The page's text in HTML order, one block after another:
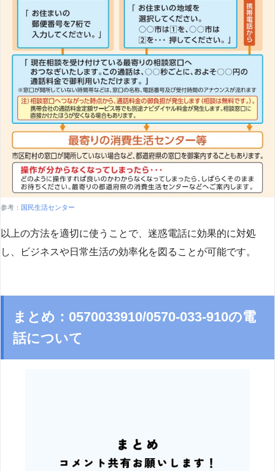
参考： 国民生活センター
以上の方法を適切に使うことで、迷惑電話に効果的に対処
し、ビジネスや日常生活の効率化を図ることが可能です。
まとめ：0570033910/0570-033-910の電
話について